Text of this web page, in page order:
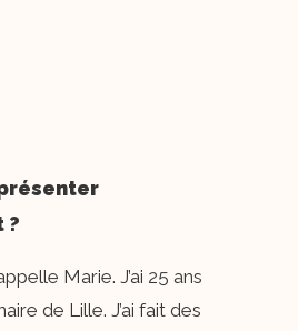
?
Marie. J’ai 25 ans
de Lille. J’ai fait des